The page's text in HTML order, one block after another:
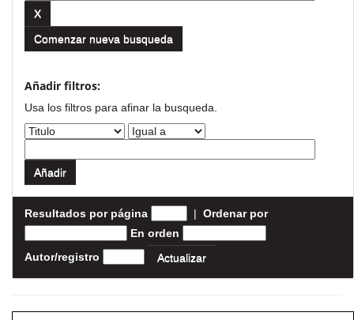
Comenzar nueva busqueda
Añadir filtros:
Usa los filtros para afinar la busqueda.
Resultados por página | Ordenar por
En orden
Autor/registro